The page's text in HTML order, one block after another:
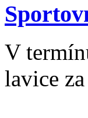
V
lavice